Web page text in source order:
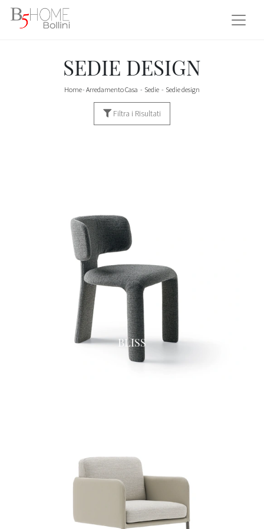
SEDIE DESIGN
Home- Arredamento Casa - Sedie - Sedie design
Filtra i Risultati
BLISS